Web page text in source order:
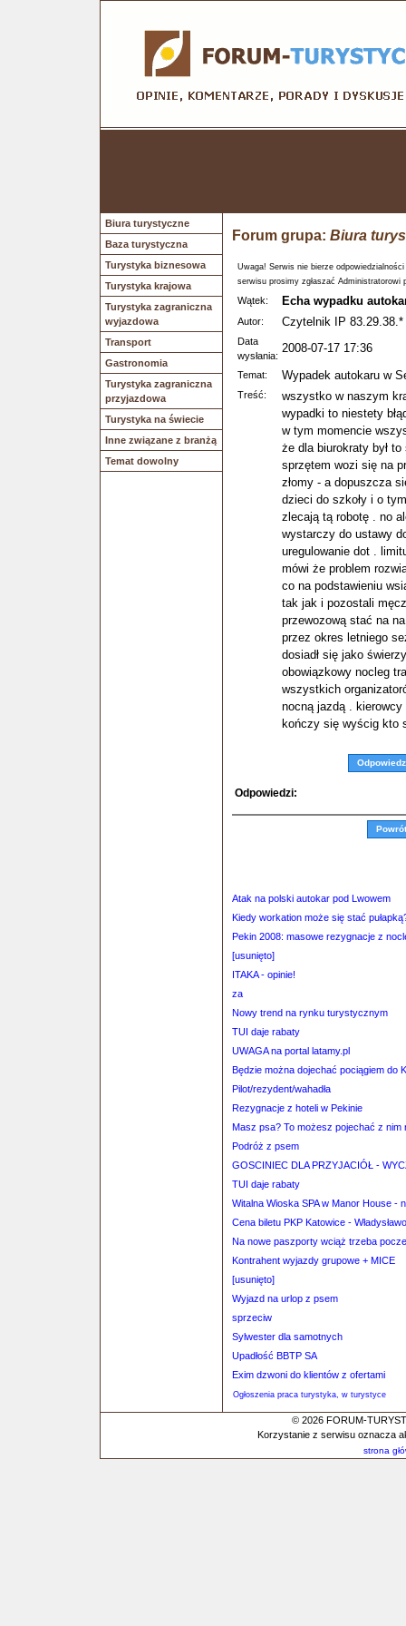
Biura turystyczne
Baza turystyczna
Turystyka biznesowa
Turystyka krajowa
Turystyka zagraniczna
wyjazdowa
Transport
Gastronomia
Turystyka zagraniczna
przyjazdowa
Turystyka na świecie
Inne związane z branżą
Temat dowolny
Forum grupa: Biura
Uwaga! Serwis nie bierze
serwisu prosimy zgłaszać Administratorowi
Wątek: Echa wypadku
Autor: Czytelnik IP 83.29.38.*
Data
wysłania:
2008-07-17 17:36
Temat: Wypadek autokaru w
Treść:
wszystko w naszym
wypadki to niestety
w tym momencie
że dla biurokraty był
sprzętem wozi się na
złomy - a dopuszcza
dzieci do szkoły i o
zlecają tą robotę . no
wystarczy do ustawy
uregulowanie dot .
mówi że problem
co na podstawieniu
tak jak i pozostali
przewozową stać na
przez okres letniego
dosiadł się jako
obowiązkowy nocleg
wszystkich
nocną jazdą .
kończy się wyścig kto
Odpowiedz
Odpowiedzi:
Atak na polski autokar pod Lwowem
Kiedy workation może się stać
Pekin 2008: masowe rezygnacje z
[usunięto]
ITAKA - opinie!
za
Nowy trend na rynku turystycznym
TUI daje rabaty
UWAGA na portal latamy.pl
Będzie można dojechać pociągiem do
Pilot/rezydent/wahadła
Rezygnacje z hoteli w Pekinie
Masz psa? To możesz pojechać z nim
Podróż z psem
GOSCINIEC DLA PRZYJACIÓŁ -
TUI daje rabaty
Witalna Wioska SPA w Manor House -
Cena biletu PKP Katowice -
Na nowe paszporty wciąż trzeba
Kontrahent wyjazdy grupowe + MICE
[usunięto]
Wyjazd na urlop z psem
sprzeciw
Sylwester dla samotnych
Upadłość BBTP SA
Exim dzwoni do klientów z ofertami
Ogłoszenia praca turystyka, w turystyce
© 2026 FORUM-
Korzystanie z serwisu oznacza
strona